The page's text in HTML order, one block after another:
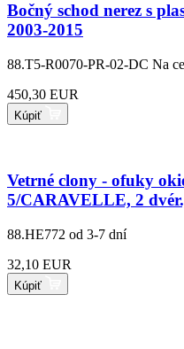
Bočný schod nerez s
2003-2015
88.T5-R0070-PR-02-DC Na
450,30 EUR
Kúpiť
Vetrné clony - ofuky
5/CARAVELLE, 2
88.HE772 od 3-7 dní
32,10 EUR
Kúpiť